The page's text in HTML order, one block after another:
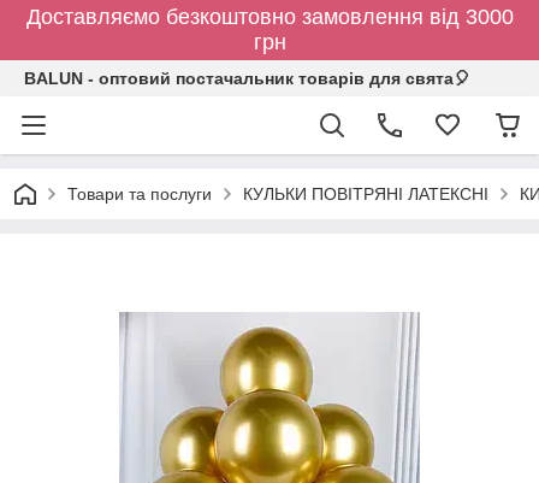
Доставляємо безкоштовно замовлення від 3000
грн
BALUN - оптовий постачальник товарів для свята🎈
Товари та послуги КУЛЬКИ ПОВІТРЯНІ ЛАТЕКСНІ